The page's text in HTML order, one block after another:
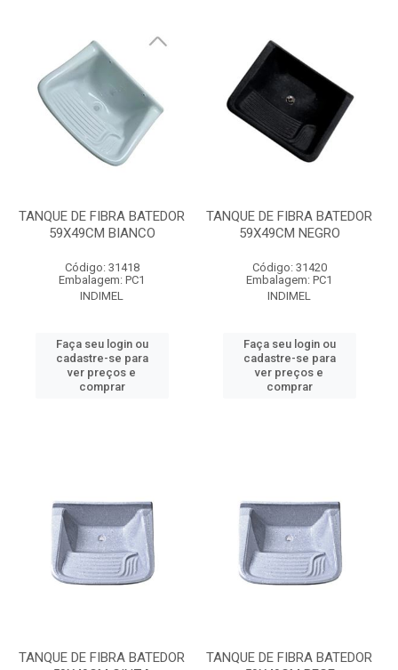
TANQUE DE FIBRA BATEDOR
59X49CM BIANCO
Código: 31418
Embalagem: PC1
INDIMEL
Faça seu login ou
cadastre-se para
ver preços e
comprar
TANQUE DE FIBRA BATEDOR
59X49CM NEGRO
Código: 31420
Embalagem: PC1
INDIMEL
Faça seu login ou
cadastre-se para
ver preços e
comprar
TANQUE DE FIBRA BATEDOR
TANQUE DE FIBRA BATEDOR